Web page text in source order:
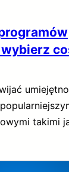
takimi